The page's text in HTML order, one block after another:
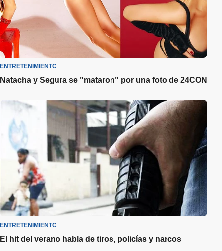
ENTRETENIMIENTO
Natacha y Segura se "mataron" por una foto de 24CON
ENTRETENIMIENTO
El hit del verano habla de tiros, policías y narcos